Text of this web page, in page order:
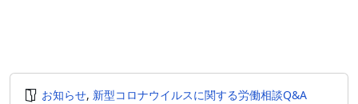
お知らせ, 新型コロナウイルスに関する労働相談Q&A